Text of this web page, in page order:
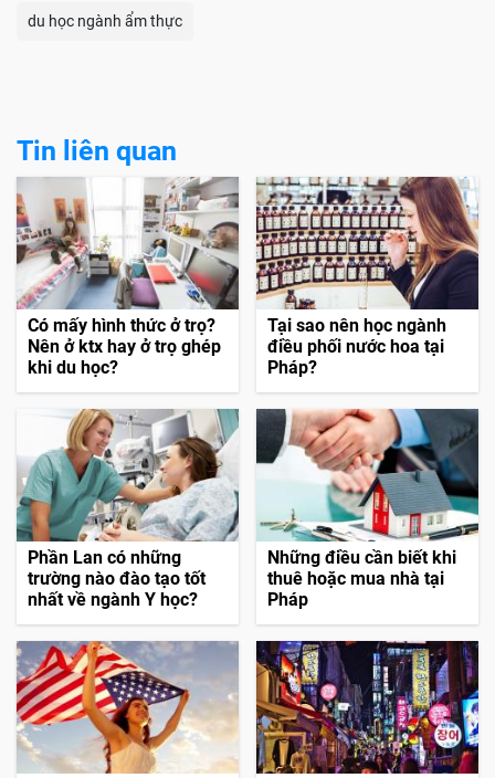
du học ngành ẩm thực
Tin liên quan
Có mấy hình thức ở trọ?
Nên ở ktx hay ở trọ ghép
khi du học?
Tại sao nên học ngành
điều phối nước hoa tại
Pháp?
Phần Lan có những
trường nào đào tạo tốt
nhất về ngành Y học?
Những điều cần biết khi
thuê hoặc mua nhà tại
Pháp